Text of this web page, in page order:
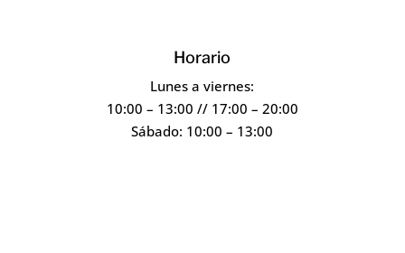
Horario
Lunes a viernes:
10:00 – 13:00 // 17:00 – 20:00
Sábado: 10:00 – 13:00